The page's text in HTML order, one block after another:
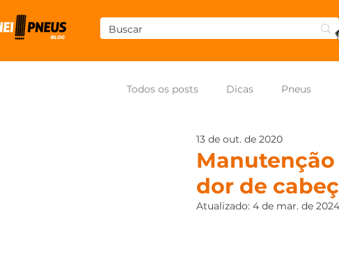
Todos os posts Dicas Pneus
Pneus para moto
dor de
13 de out. de 2020
Atualizado: 4 de mar. de 2024